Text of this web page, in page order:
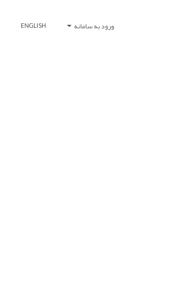
ورود به سامانه ENGLISH